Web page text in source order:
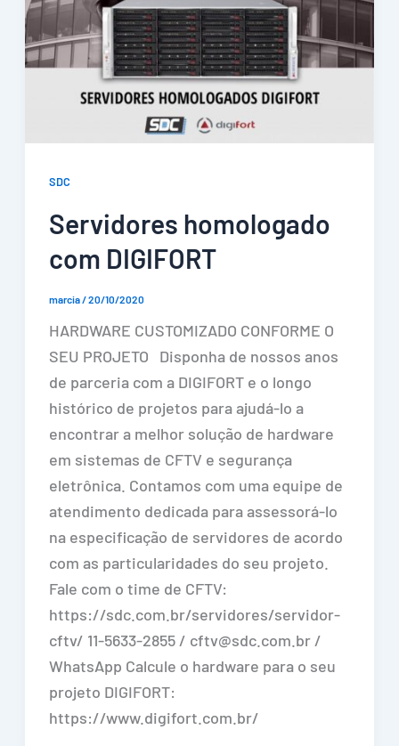
SDC
Servidores homologado
com DIGIFORT
marcia /20/10/2020
HARDWARE CUSTOMIZADO CONFORME O
SEU PROJETO Disponha de nossos anos
de parceria com a DIGIFORT e o longo
histórico de projetos para ajudá-lo a
encontrar a melhor solução de hardware
em sistemas de CFTV e segurança
eletrônica. Contamos com uma equipe de
atendimento dedicada para assessorá-lo
na especificação de servidores de acordo
com as particularidades do seu projeto.
Fale com o time de CFTV:
https://sdc.com.br/servidores/servidor-
cftv/ 11-5633-2855 / cftv@sdc.com.br /
WhatsApp Calcule o hardware para o seu
projeto DIGIFORT:
https://www.digifort.com.br/